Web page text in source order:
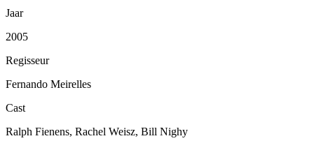
Jaar
2005
Regisseur
Fernando Meirelles
Cast
Ralph Fienens, Rachel Weisz, Bill Nighy